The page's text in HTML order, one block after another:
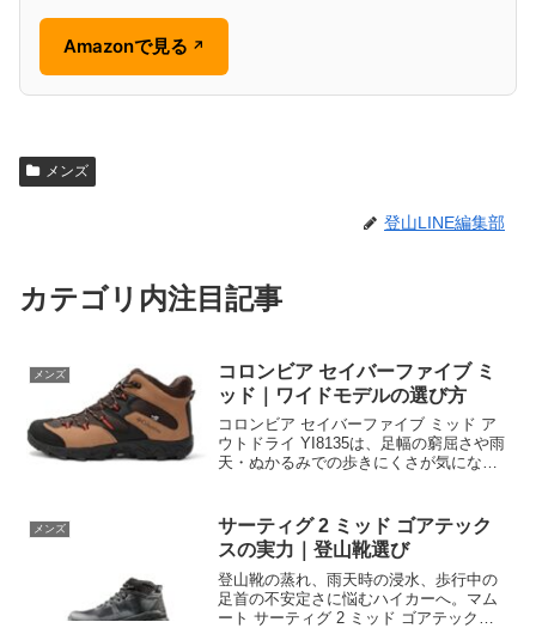
Amazonで見る ↗
メンズ
登山LINE編集部
カテゴリ内注目記事
メンズ
コロンビア セイバーファイブ ミ
ッド｜ワイドモデルの選び方
コロンビア セイバーファイブ ミッド ア
ウトドライ YI8135は、足幅の窮屈さや雨
天・ぬかるみでの歩きにくさが気になる
様を整理し、サイズ選びと購入前の確認
点を解説します。自分の足と行動距離に
合うかを確認して選びましょう。
メンズ
サーティグ 2 ミッド ゴアテック
スの実力｜登山靴選び
登山靴の蒸れ、雨天時の浸水、歩行中の
足首の不安定さに悩むハイカーへ。マム
ート サーティグ 2 ミッド ゴアテックス